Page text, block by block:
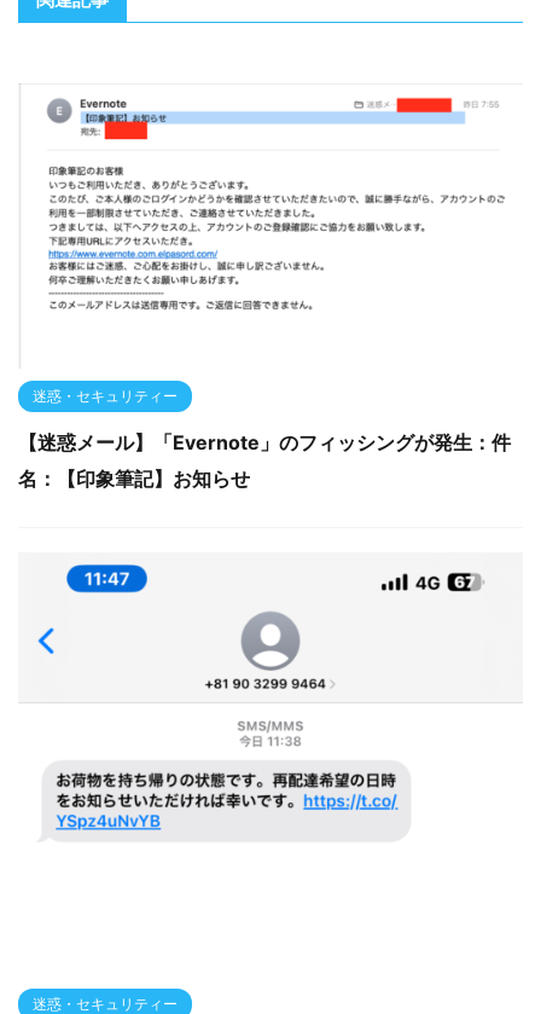
迷惑・セキュリティー
【迷惑メール】「Evernote」のフィッシングが発生：件
名：【印象筆記】お知らせ
迷惑・セキュリティー